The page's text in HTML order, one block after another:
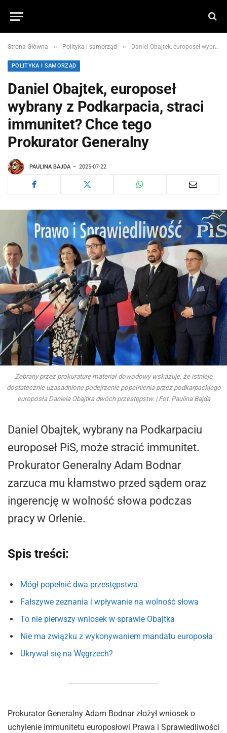
Strona Główna » Polityka i samorząd » Daniel Obajtek, europoseł wybrany z Podkarpacia, straci immunitet? Chce tego Prokurator Generalny
POLITYKA I SAMORZĄD
Daniel Obajtek, europoseł
wybrany z Podkarpacia, straci
immunitet? Chce tego
Prokurator Generalny
PAULINA BAJDA 2025-07-22
Zebrany przez prokuraturę materiał dowodowy wskazuje, że istnieje
dostatecznie uzasadnione podejrzenie popełnienia przez podkarpackiego
europosła Daniela Obajtka dwóch przestępstw. | Fot. Paulina Bajda
Daniel Obajtek, wybrany na Podkarpaciu
europoseł PiS, może stracić immunitet.
Prokurator Generalny Adam Bodnar
zarzuca mu kłamstwo przed sądem oraz
ingerencję w wolność słowa podczas
pracy w Orlenie.
Spis treści:
Mógł popełnić dwa przestępstwa
Fałszywe zeznania i wpływanie na wolność słowa
To nie pierwszy wniosek w sprawie Obajtka
Nie ma związku z wykonywaniem mandatu europosła
Ukrywał się na Węgrzech?
Prokurator Generalny Adam Bodnar złożył wniosek o
uchylenie immunitetu europosłowi Prawa i Sprawiedliwości